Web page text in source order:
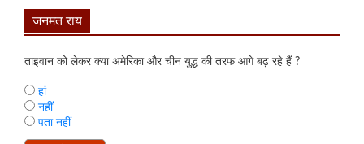
जनमत राय
ताइवान को लेकर क्या अमेरिका और चीन युद्ध की तरफ आगे बढ़ रहे हैं ?
हां
नहीं
पता नहीं